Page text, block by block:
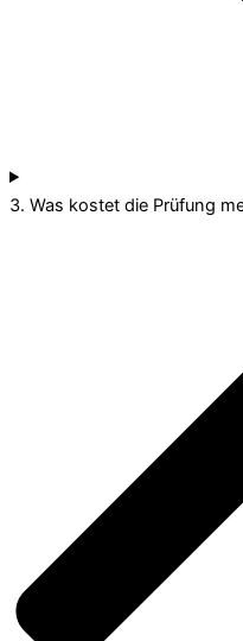
3. Was kostet die Prüfung